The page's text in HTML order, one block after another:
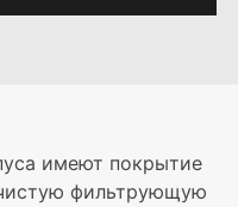
имеют покрытие
фильтрующую